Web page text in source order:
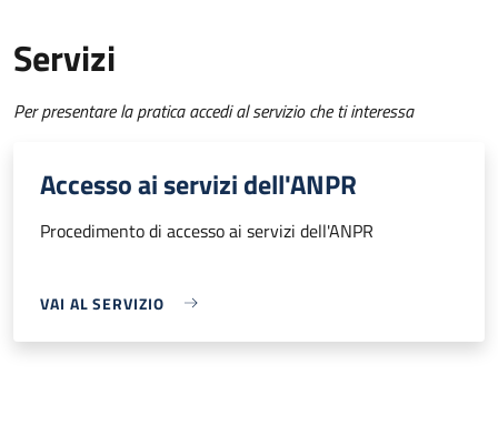
Servizi
Per presentare la pratica accedi al servizio che ti interessa
Accesso ai servizi dell'ANPR
Procedimento di accesso ai servizi dell'ANPR
VAI AL SERVIZIO